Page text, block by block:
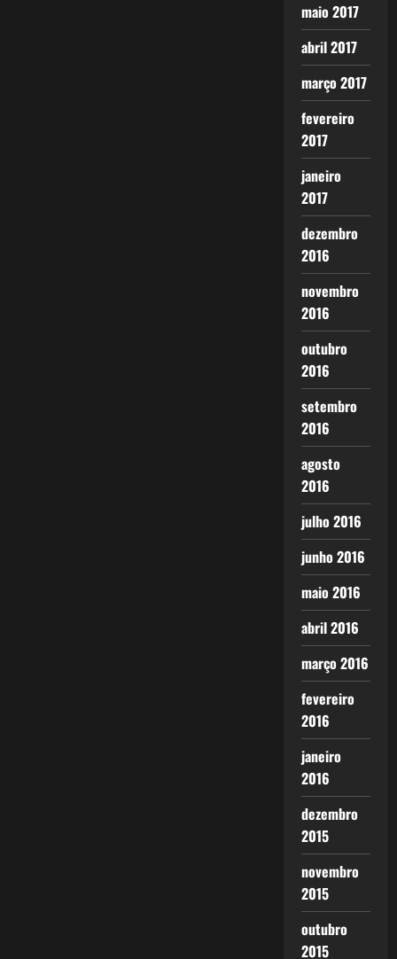
maio 2017
abril 2017
março 2017
fevereiro
2017
janeiro
2017
dezembro
2016
novembro
2016
outubro
2016
setembro
2016
agosto
2016
julho 2016
junho 2016
maio 2016
abril 2016
março 2016
fevereiro
2016
janeiro
2016
dezembro
2015
novembro
2015
outubro
2015